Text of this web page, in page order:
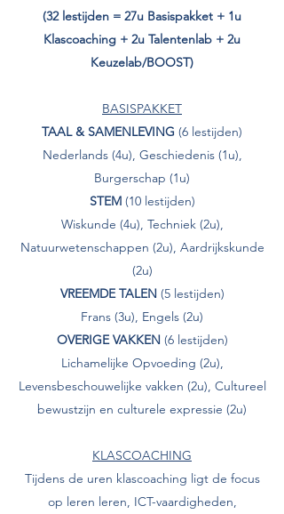
(32 lestijden = 27u Basispakket + 1u
Klascoaching + 2u Talentenlab + 2u
Keuzelab/BOOST)
BASISPAKKET
TAAL & SAMENLEVING (6 lestijden)
Nederlands (4u), Geschiedenis (1u),
Burgerschap (1u)
STEM (10 lestijden)
Wiskunde (4u), Techniek (2u),
Natuurwetenschappen (2u), Aardrijkskunde
(2u)
VREEMDE TALEN (5 lestijden)
Frans (3u), Engels (2u)
OVERIGE VAKKEN (6 lestijden)
Lichamelijke Opvoeding (2u),
Levensbeschouwelijke vakken (2u), Cultureel
bewustzijn en culturele expressie (2u)
KLASCOACHING
Tijdens de uren klascoaching ligt de focus
op leren leren, ICT-vaardigheden,